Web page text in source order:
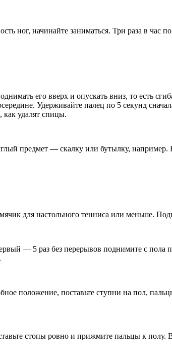
ног, начинайте заниматься. Три раза в
его вверх и опускать вниз, то есть
Удерживайте палец по 5 секунд
как удалят спицы.
предмет — скалку или бутылку,
для настольного тенниса или меньше.
— 5 раз без перерывов поднимите с пола
положение, поставьте ступни на пол,
стопы ровно и прижмите пальцы к